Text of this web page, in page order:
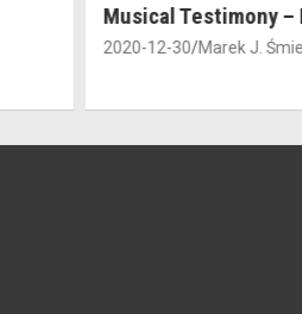
Musical Testimony –
2020-12-30 Marek J.